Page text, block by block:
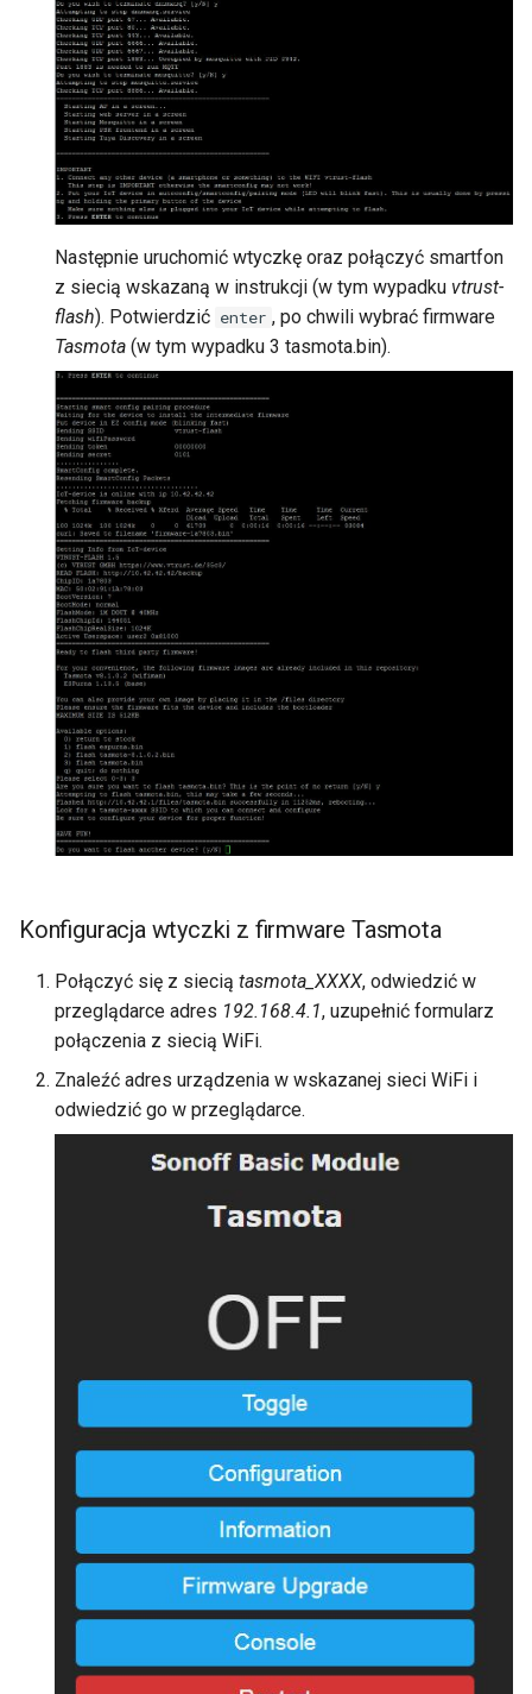
Następnie uruchomić wtyczkę oraz połączyć smartfon
z siecią wskazaną w instrukcji (w tym wypadku vtrust-
flash). Potwierdzić enter , po chwili wybrać firmware
Tasmota (w tym wypadku 3 tasmota.bin).
Konfiguracja wtyczki z firmware Tasmota
Połączyć się z siecią tasmota_XXXX, odwiedzić w
przeglądarce adres 192.168.4.1, uzupełnić formularz
połączenia z siecią WiFi.
Znaleźć adres urządzenia w wskazanej sieci WiFi i
odwiedzić go w przeglądarce.